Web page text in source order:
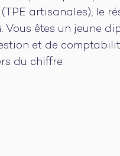
artisanales), le
êtes un jeune
et de
du chiffre.